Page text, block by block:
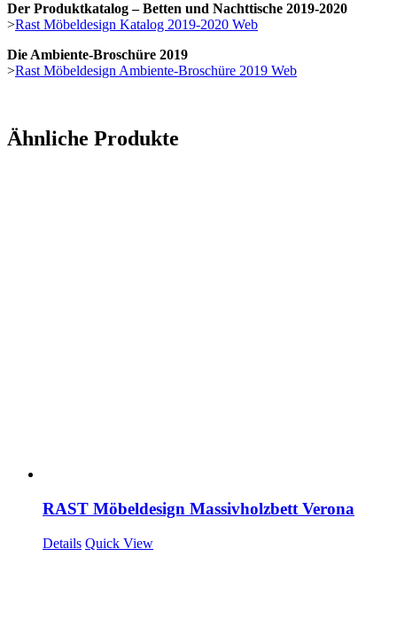
Der Produktkatalog – Betten und Nachttische 2019-2020
>Rast Möbeldesign Katalog 2019-2020 Web
Die Ambiente-Broschüre 2019
>Rast Möbeldesign Ambiente-Broschüre 2019 Web
Ähnliche Produkte
RAST Möbeldesign Massivholzbett Verona
Details Quick View